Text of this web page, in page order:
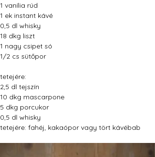
1 vanília rúd
1 ek instant kávé
0,5 dl whisky
18 dkg liszt
1 nagy csipet só
1/2 cs sütőpor
tetejére:
2,5 dl tejszín
10 dkg mascarpone
5 dkg porcukor
0,5 dl whisky
tetejére: fahéj, kakaópor vagy tört kávébab